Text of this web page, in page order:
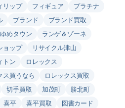
リップ フィギュア
プラチナ
ブランド
ブランド買取
ゆめタウン
ランゲ＆ゾーネ
ョップ
リサイクル津山
トン
ロレックス
ス買うなら
ロレックス買取
切手買取 加茂町
勝北町
喜平 喜平買取
図書カード